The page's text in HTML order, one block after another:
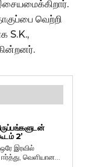
வெற்றி
S.K.,
2’
இரவில்
ஈர்த்து, வெளியான...